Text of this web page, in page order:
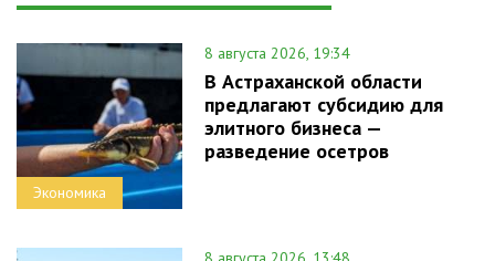
Экономика
8 августа 2026, 19:34
В Астраханской области
предлагают субсидию для
элитного бизнеса —
разведение осетров